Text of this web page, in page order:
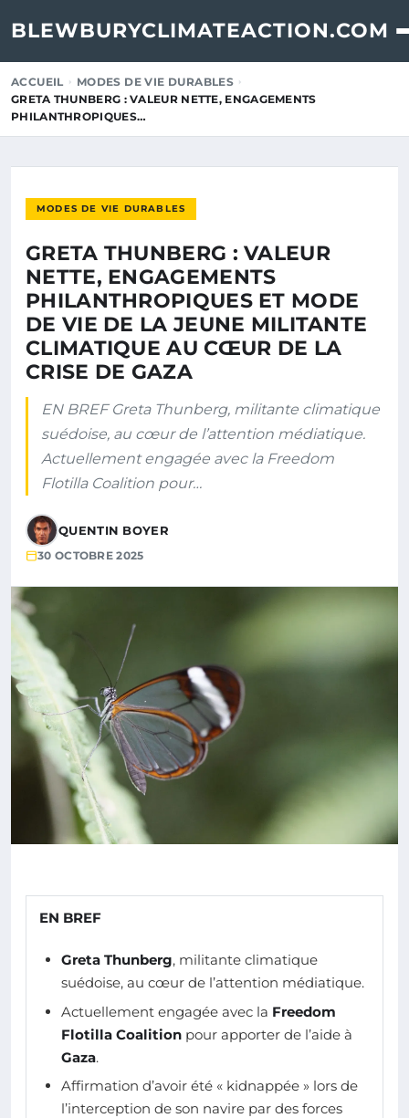
BLEWBURYCLIMATEACTION.COM
ACCUEIL
MODES DE VIE DURABLES
GRETA THUNBERG : VALEUR NETTE, ENGAGEMENTS
PHILANTHROPIQUES…
MODES DE VIE DURABLES
GRETA THUNBERG : VALEUR
NETTE, ENGAGEMENTS
PHILANTHROPIQUES ET MODE
DE VIE DE LA JEUNE MILITANTE
CLIMATIQUE AU CŒUR DE LA
CRISE DE GAZA
EN BREF Greta Thunberg, militante climatique
suédoise, au cœur de l’attention médiatique.
Actuellement engagée avec la Freedom
Flotilla Coalition pour…
QUENTIN BOYER
30 OCTOBRE 2025
EN BREF
Greta Thunberg, militante climatique
suédoise, au cœur de l’attention médiatique.
Actuellement engagée avec la Freedom
Flotilla Coalition pour apporter de l’aide à
Gaza.
Affirmation d’avoir été « kidnappée » lors de
l’interception de son navire par des forces